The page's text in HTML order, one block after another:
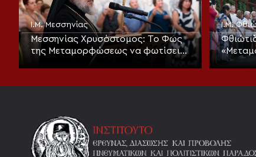
Ι.Μ. Μεσσηνίας
Μεσσηνίας Χρυσόστομος: Το Φως
της Μεταμορφώσεως να φωτίσει
τους ισχυρούς της γης
Ι.Μ.
υπακοή»